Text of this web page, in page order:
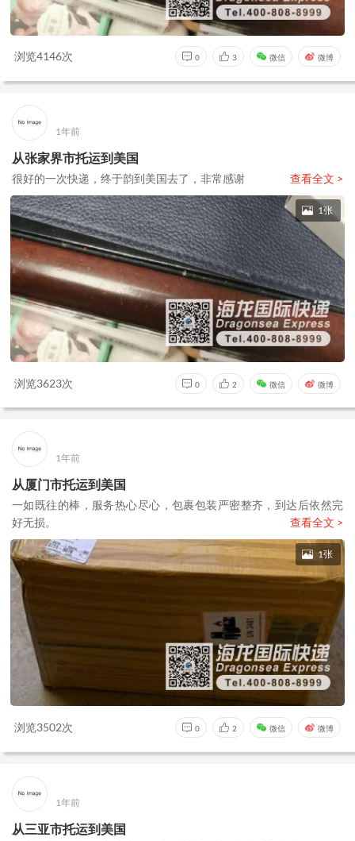
浏览4146次 0 3 微信 微博
1年前
从张家界市托运到美国
很好的一次快递，终于韵到美国去了，非常感谢 查看全文 >
1张
浏览3623次 0 2 微信 微博
1年前
从厦门市托运到美国
一如既往的棒，服务热心尽心，包裹包装严密整齐，到达后依然完
好无损。
查看全文 >
1张
浏览3502次 0 2 微信 微博
1年前
从三亚市托运到美国